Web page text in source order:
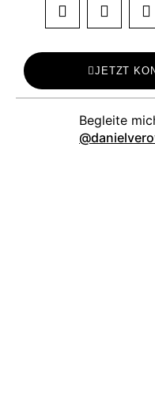
JETZT